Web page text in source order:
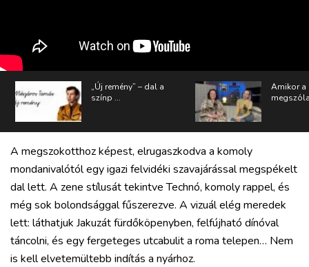
„Új remény” – dal a
színp ...
Amikor a
A megszokotthoz képest, elrugaszkodva a komoly
mondanivalótól egy igazi felvidéki szavajárással megspékelt
dal lett. A zene stílusát tekintve Technó, komoly rappel, és
még sok bolondsággal fűszerezve. A vizuál elég meredek
lett: láthatjuk Jakuzát fürdőköpenyben, felfújható dínóval
táncolni, és egy fergeteges utcabulit a roma telepen… Nem
is kell elvetemültebb indítás a nyárhoz.